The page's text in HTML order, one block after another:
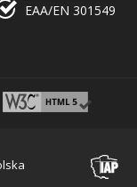
EAA/EN 301549